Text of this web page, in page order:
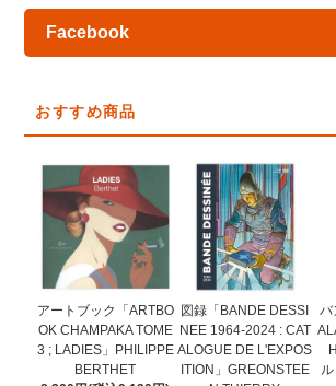
Facebook
おすすめ商品
アートブック「ARTBO
OK CHAMPAKA TOME
3 ; LADIES」PHILIPPE
BERTHET
図録「BANDE DESSI
NEE 1964-2024 : CAT
ALOGUE DE L'EXPOS
ITION」GREONSTEE
バ